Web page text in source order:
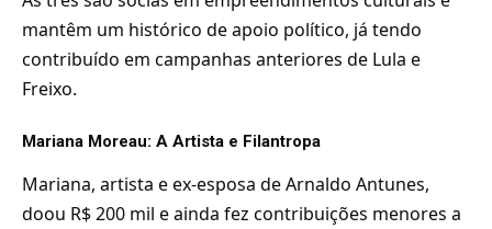
mantêm um histórico de apoio político, já tendo
contribuído em campanhas anteriores de Lula e
Freixo.
Mariana Moreau: A Artista e Filantropa
Mariana, artista e ex-esposa de Arnaldo Antunes,
doou R$ 200 mil e ainda fez contribuições menores a